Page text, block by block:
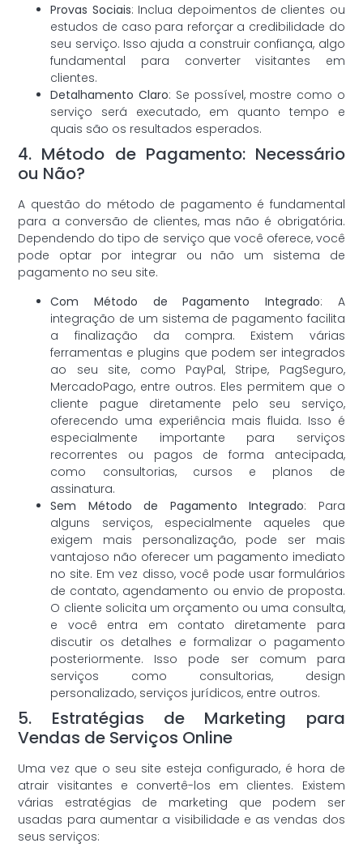
Provas Sociais: Inclua depoimentos de clientes ou
estudos de caso para reforçar a credibilidade do
seu serviço. Isso ajuda a construir confiança, algo
fundamental para converter visitantes em
clientes.
Detalhamento Claro: Se possível, mostre como o
serviço será executado, em quanto tempo e
quais são os resultados esperados.
4. Método de Pagamento: Necessário
ou Não?
A questão do método de pagamento é fundamental
para a conversão de clientes, mas não é obrigatória.
Dependendo do tipo de serviço que você oferece, você
pode optar por integrar ou não um sistema de
pagamento no seu site.
Com Método de Pagamento Integrado: A
integração de um sistema de pagamento facilita
a finalização da compra. Existem várias
ferramentas e plugins que podem ser integrados
ao seu site, como PayPal, Stripe, PagSeguro,
MercadoPago, entre outros. Eles permitem que o
cliente pague diretamente pelo seu serviço,
oferecendo uma experiência mais fluida. Isso é
especialmente importante para serviços
recorrentes ou pagos de forma antecipada,
como consultorias, cursos e planos de
assinatura.
Sem Método de Pagamento Integrado: Para
alguns serviços, especialmente aqueles que
exigem mais personalização, pode ser mais
vantajoso não oferecer um pagamento imediato
no site. Em vez disso, você pode usar formulários
de contato, agendamento ou envio de proposta.
O cliente solicita um orçamento ou uma consulta,
e você entra em contato diretamente para
discutir os detalhes e formalizar o pagamento
posteriormente. Isso pode ser comum para
serviços como consultorias, design
personalizado, serviços jurídicos, entre outros.
5. Estratégias de Marketing para
Vendas de Serviços Online
Uma vez que o seu site esteja configurado, é hora de
atrair visitantes e convertê-los em clientes. Existem
várias estratégias de marketing que podem ser
usadas para aumentar a visibilidade e as vendas dos
seus serviços: